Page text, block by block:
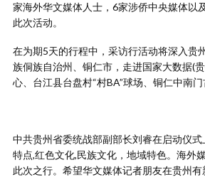
家海外华文媒体人士，6家涉侨中央媒体以
此次活动。
在为期5天的行程中，采访行活动将深入贵
族侗族自治州、铜仁市，走进国家大数据(
心、台江县台盘村“村BA”球场、铜仁中南门
中共贵州省委统战部副部长刘睿在启动仪
特点,红色文化,民族文化，地域特色。海外
此次之行。希望华文媒体记者朋友在贵州